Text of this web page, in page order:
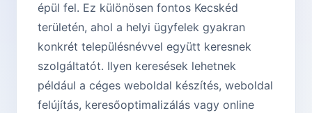
épül fel. Ez különösen fontos Kecskéd
területén, ahol a helyi ügyfelek gyakran
konkrét településnévvel együtt keresnek
szolgáltatót. Ilyen keresések lehetnek
például a céges weboldal készítés, weboldal
felújítás, keresőoptimalizálás vagy online